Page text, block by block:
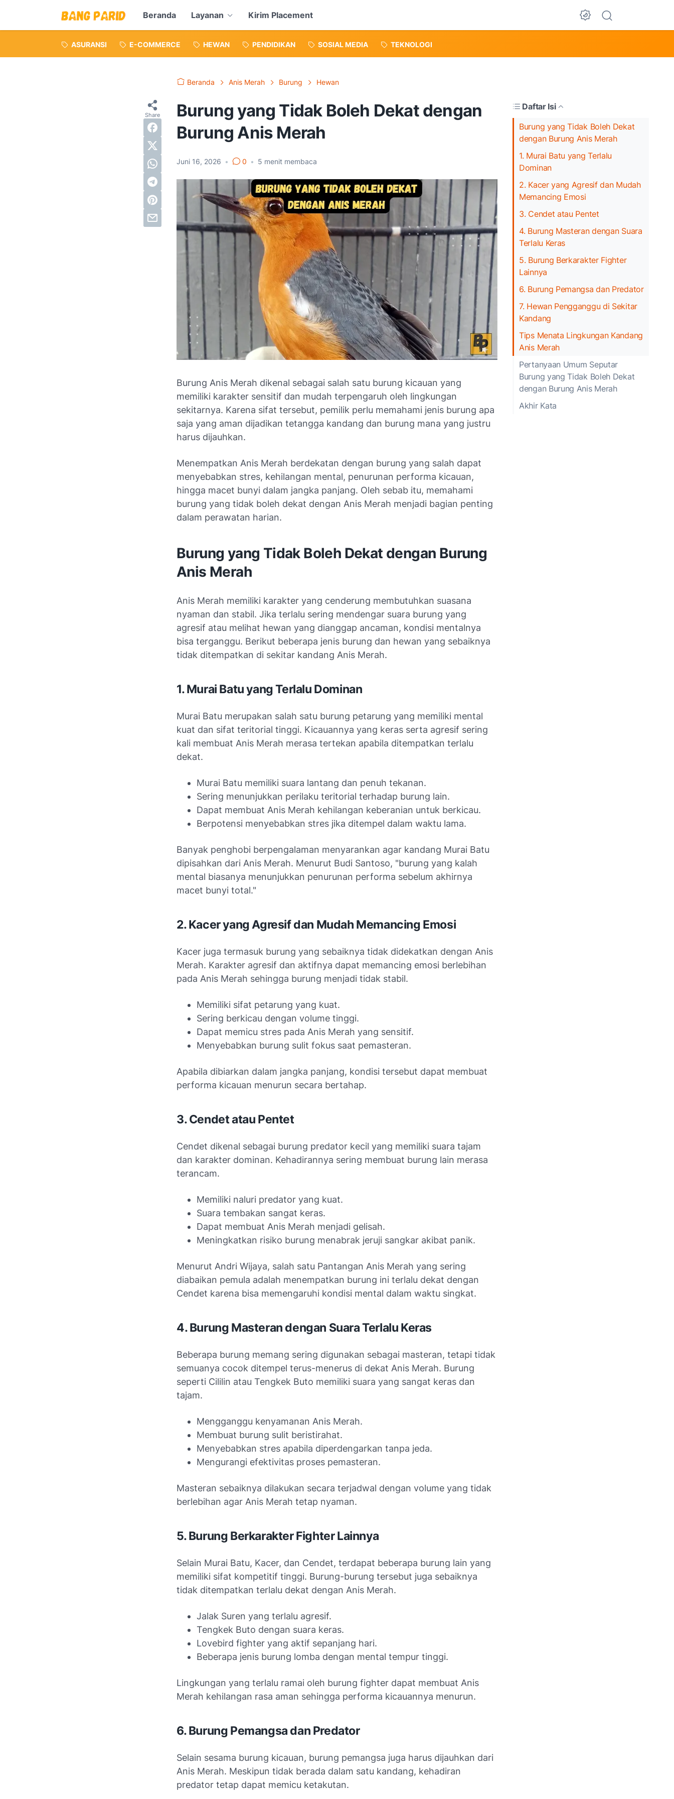
Beranda Layanan Kirim Placement
Dark Mode
ASURANSI E-COMMERCE HEWAN PENDIDIKAN SOSIAL MEDIA TEKNOLOGI
Beranda Anis Merah Burung Hewan
Burung yang Tidak Boleh Dekat dengan
Burung Anis Merah
Juni 16, 2026 • 0 • 5 menit membaca
Daftar Isi
Burung yang Tidak Boleh Dekat
dengan Burung Anis Merah
1. Murai Batu yang Terlalu
Dominan
2. Kacer yang Agresif dan Mudah
Memancing Emosi
3. Cendet atau Pentet
4. Burung Masteran dengan Suara
Terlalu Keras
5. Burung Berkarakter Fighter
Lainnya
6. Burung Pemangsa dan Predator
7. Hewan Pengganggu di Sekitar
Kandang
Tips Menata Lingkungan Kandang
Anis Merah
Pertanyaan Umum Seputar
Burung yang Tidak Boleh Dekat
dengan Burung Anis Merah
Akhir Kata
Burung Anis Merah dikenal sebagai salah satu burung kicauan yang
memiliki karakter sensitif dan mudah terpengaruh oleh lingkungan
sekitarnya. Karena sifat tersebut, pemilik perlu memahami jenis burung apa
saja yang aman dijadikan tetangga kandang dan burung mana yang justru
harus dijauhkan.
Menempatkan Anis Merah berdekatan dengan burung yang salah dapat
menyebabkan stres, kehilangan mental, penurunan performa kicauan,
hingga macet bunyi dalam jangka panjang. Oleh sebab itu, memahami
burung yang tidak boleh dekat dengan Anis Merah menjadi bagian penting
dalam perawatan harian.
Burung yang Tidak Boleh Dekat dengan Burung
Anis Merah
Anis Merah memiliki karakter yang cenderung membutuhkan suasana
nyaman dan stabil. Jika terlalu sering mendengar suara burung yang
agresif atau melihat hewan yang dianggap ancaman, kondisi mentalnya
bisa terganggu. Berikut beberapa jenis burung dan hewan yang sebaiknya
tidak ditempatkan di sekitar kandang Anis Merah.
1. Murai Batu yang Terlalu Dominan
Murai Batu merupakan salah satu burung petarung yang memiliki mental
kuat dan sifat teritorial tinggi. Kicauannya yang keras serta agresif sering
kali membuat Anis Merah merasa tertekan apabila ditempatkan terlalu
dekat.
Murai Batu memiliki suara lantang dan penuh tekanan.
Sering menunjukkan perilaku teritorial terhadap burung lain.
Dapat membuat Anis Merah kehilangan keberanian untuk berkicau.
Berpotensi menyebabkan stres jika ditempel dalam waktu lama.
Banyak penghobi berpengalaman menyarankan agar kandang Murai Batu
dipisahkan dari Anis Merah. Menurut Budi Santoso, "burung yang kalah
mental biasanya menunjukkan penurunan performa sebelum akhirnya
macet bunyi total."
2. Kacer yang Agresif dan Mudah Memancing Emosi
Kacer juga termasuk burung yang sebaiknya tidak didekatkan dengan Anis
Merah. Karakter agresif dan aktifnya dapat memancing emosi berlebihan
pada Anis Merah sehingga burung menjadi tidak stabil.
Memiliki sifat petarung yang kuat.
Sering berkicau dengan volume tinggi.
Dapat memicu stres pada Anis Merah yang sensitif.
Menyebabkan burung sulit fokus saat pemasteran.
Apabila dibiarkan dalam jangka panjang, kondisi tersebut dapat membuat
performa kicauan menurun secara bertahap.
3. Cendet atau Pentet
Cendet dikenal sebagai burung predator kecil yang memiliki suara tajam
dan karakter dominan. Kehadirannya sering membuat burung lain merasa
terancam.
Memiliki naluri predator yang kuat.
Suara tembakan sangat keras.
Dapat membuat Anis Merah menjadi gelisah.
Meningkatkan risiko burung menabrak jeruji sangkar akibat panik.
Menurut Andri Wijaya, salah satu Pantangan Anis Merah yang sering
diabaikan pemula adalah menempatkan burung ini terlalu dekat dengan
Cendet karena bisa memengaruhi kondisi mental dalam waktu singkat.
4. Burung Masteran dengan Suara Terlalu Keras
Beberapa burung memang sering digunakan sebagai masteran, tetapi tidak
semuanya cocok ditempel terus-menerus di dekat Anis Merah. Burung
seperti Cililin atau Tengkek Buto memiliki suara yang sangat keras dan
tajam.
Mengganggu kenyamanan Anis Merah.
Membuat burung sulit beristirahat.
Menyebabkan stres apabila diperdengarkan tanpa jeda.
Mengurangi efektivitas proses pemasteran.
Masteran sebaiknya dilakukan secara terjadwal dengan volume yang tidak
berlebihan agar Anis Merah tetap nyaman.
5. Burung Berkarakter Fighter Lainnya
Selain Murai Batu, Kacer, dan Cendet, terdapat beberapa burung lain yang
memiliki sifat kompetitif tinggi. Burung-burung tersebut juga sebaiknya
tidak ditempatkan terlalu dekat dengan Anis Merah.
Jalak Suren yang terlalu agresif.
Tengkek Buto dengan suara keras.
Lovebird fighter yang aktif sepanjang hari.
Beberapa jenis burung lomba dengan mental tempur tinggi.
Lingkungan yang terlalu ramai oleh burung fighter dapat membuat Anis
Merah kehilangan rasa aman sehingga performa kicauannya menurun.
6. Burung Pemangsa dan Predator
Selain sesama burung kicauan, burung pemangsa juga harus dijauhkan dari
Anis Merah. Meskipun tidak berada dalam satu kandang, kehadiran
predator tetap dapat memicu ketakutan.